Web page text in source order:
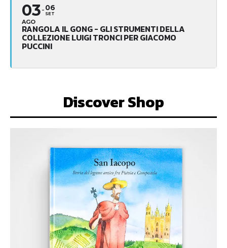
03
AGO
06
SET
RANGOLA IL GONG - GLI STRUMENTI DELLA
COLLEZIONE LUIGI TRONCI PER GIACOMO
PUCCINI
Discover Shop